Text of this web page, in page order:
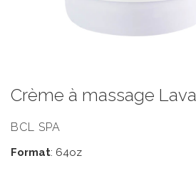
Crème à massage
BCL SPA
Format: 64oz